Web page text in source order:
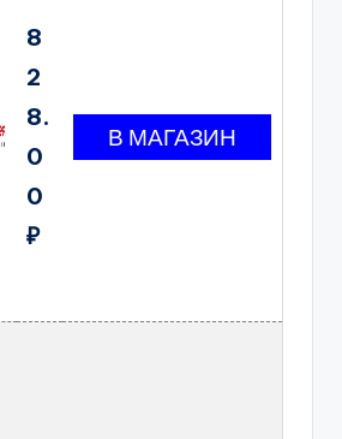
8
2
8.
0
0
₽